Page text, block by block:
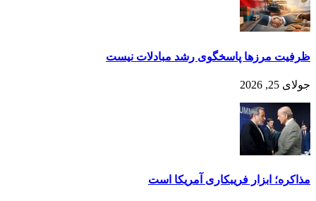
ظرفیت مرزها پاسخگوی رشد مبادلات نیست
جولای 25, 2026
مذا‌کره؛ ابزار فر‌‌یبکاری آمر‌یکا است